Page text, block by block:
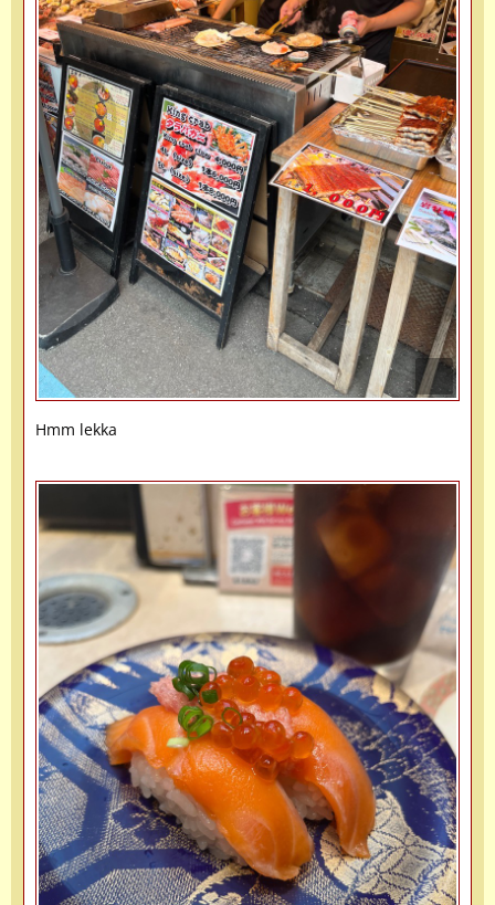
Hmm lekka